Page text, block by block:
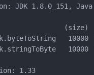
JDK 1.8.0_151,
(size)
1.33